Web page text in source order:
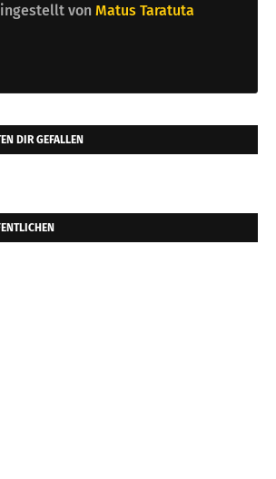
von Matus Taratuta
DIR GEFALLEN